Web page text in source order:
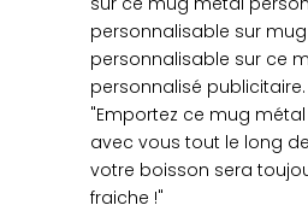
personnalisable sur
personnalisable sur ce
personnalisé publicitaire.
"Emportez ce mug
avec vous tout le long
votre boisson sera
fraiche !"